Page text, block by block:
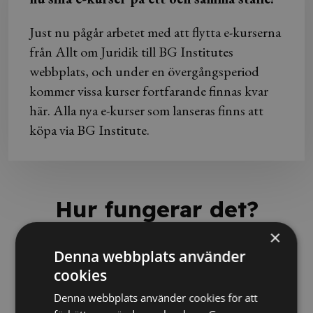
Just nu pågår arbetet med att flytta e-kurserna
från Allt om Juridik till BG Institutes
webbplats, och under en övergångsperiod
kommer vissa kurser fortfarande finnas kvar
här. Alla nya e-kurser som lanseras finns att
köpa via BG Institute.
Hur fungerar det?
×
Denna webbplats använder
cookies
Denna webbplats använder cookies för att